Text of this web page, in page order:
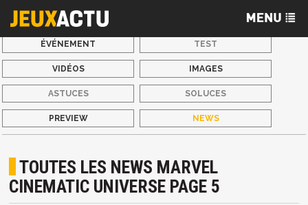
ÉVÉNEMENT TEST
VIDÉOS IMAGES
ASTUCES SOLUCES
PREVIEW NEWS
TOUTES LES NEWS MARVEL
CINEMATIC UNIVERSE PAGE 5